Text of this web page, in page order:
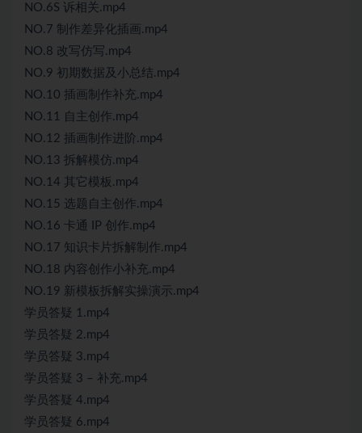
NO.6S 诉相关.mp4
NO.7 制作差异化插画.mp4
NO.8 改写仿写.mp4
NO.9 初期数据及小总结.mp4
NO.10 插画制作补充.mp4
NO.11 自主创作.mp4
NO.12 插画制作进阶.mp4
NO.13 拆解模仿.mp4
NO.14 其它模板.mp4
NO.15 选题自主创作.mp4
NO.16 卡通 IP 创作.mp4
NO.17 知识卡片拆解制作.mp4
NO.18 内容创作小补充.mp4
NO.19 新模板拆解实操演示.mp4
学员答疑 1.mp4
学员答疑 2.mp4
学员答疑 3.mp4
学员答疑 3 – 补充.mp4
学员答疑 4.mp4
学员答疑 6.mp4